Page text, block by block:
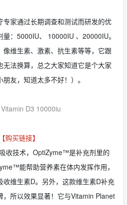
家通过长期调查和测试而研发的优
：5000IU、 10000IU 、20000IU。
像维生素、激素、抗生素等等，它跟
法换算，总之大家知道它是个大家
友，知道太多不好！）。
D3 10000iu
【购买链接】
收技术，OptiZyme™是补充剂里的
能帮助营养素在体内发挥作用，
收维生素D。另外，这款维生素D补充
，所以效果显著！它与Vitamin Planet